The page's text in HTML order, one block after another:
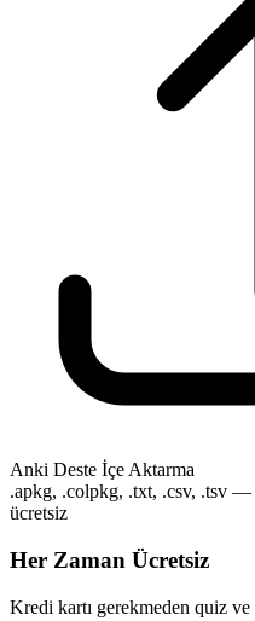
Anki Deste İçe Aktarma
.apkg, .colpkg, .txt, .csv, .tsv —
ücretsiz
Her Zaman Ücretsiz
Kredi kartı gerekmeden quiz